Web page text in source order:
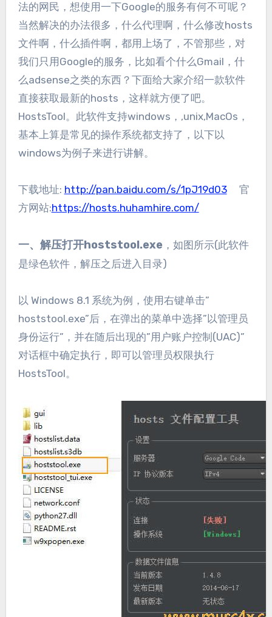
法的网民，想使用一下Google的服务有何不可呢？
当然解决的办法很多，什么代理啊，什么修改hosts
文件啊，什么插件啊，都用上场了，不管那些，对
我们只用Google的服务，比如看个什么Gmail，什
么adsense之类的东西？下面给大家介绍一款软件
直接获取最新的hosts，这样就方便了吧。
HostsTool。此软件支持windows，,unix,MacOs，
基本上算是常见的操作系统都支持了，以下以
windows为例子来进行讲解。
下载地址: http://pan.baidu.com/s/1pJ19d03官
方网站:https://hosts.huhamhire.com/
一、解压打开hoststool.exe ，如图所示(此软件
是绿色软件，解压之后进入目录)
以 Windows 8.1 系统为例，使用右键单击”
hoststool.exe”后，在弹出的菜单中选择”以管理员
身份运行”，并在随后出现的”用户账户控制(UAC)”
对话框中确定执行，即可以管理员权限执行
HostsTool。